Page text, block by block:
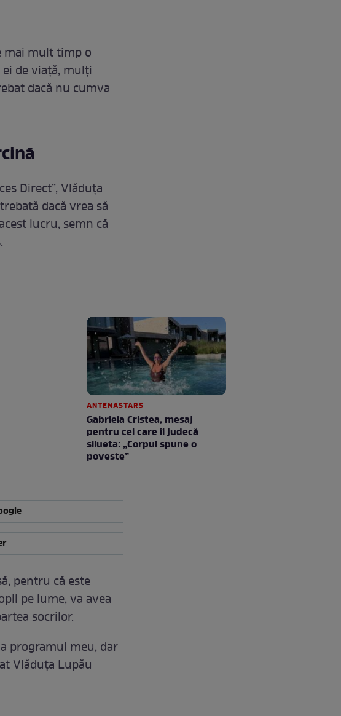
mai mult timp o
de viață, mulți
dacă nu cumva
Direct”, Vlăduța
dacă vrea să
lucru, semn că
ANTENASTARS
Gabriela Cristea, mesaj
pentru cei care îi judecă
silueta: „Corpul spune o
poveste”
pentru că este
pe lume, va avea
socrilor.
programul meu, dar
Vlăduța Lupău